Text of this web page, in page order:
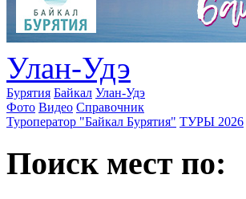
Улан-Удэ
Бурятия Байкал Улан-Удэ
Фото Видео Справочник
Туроператор "Байкал Бурятия" ТУРЫ 2026
Поиск мест по: